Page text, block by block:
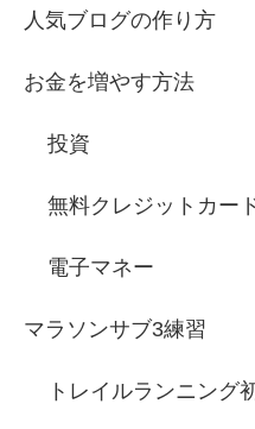
人気ブログの作り方
お金を増やす方法
投資
無料クレジットカー
電子マネー
マラソンサブ3練習
トレイルランニング